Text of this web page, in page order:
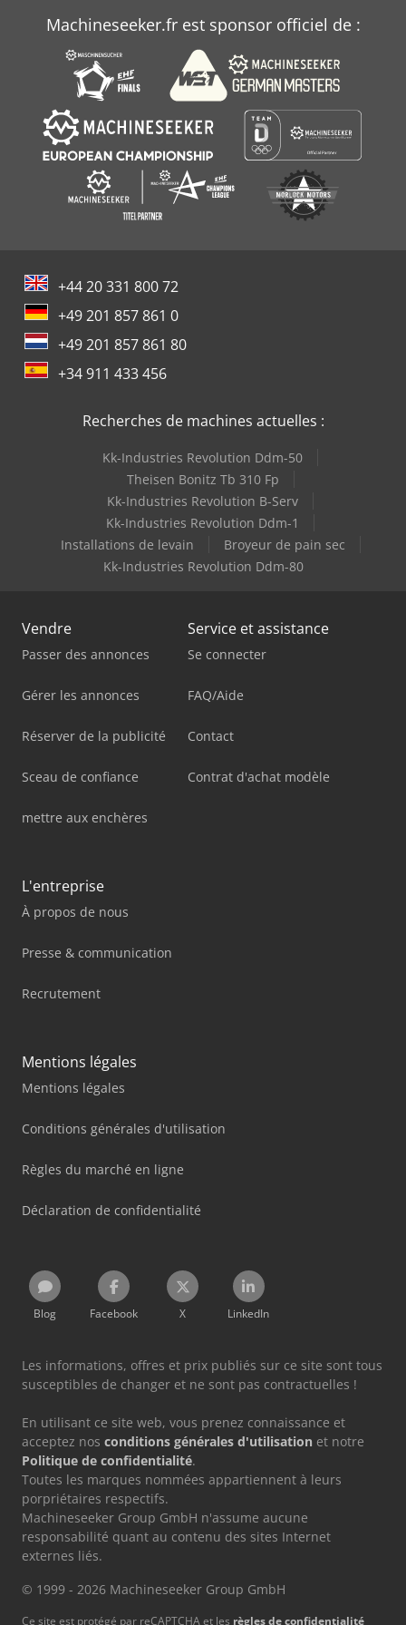
Machineseeker.fr est sponsor officiel de :
+44 20 331 800 72
+49 201 857 861 0
+49 201 857 861 80
+34 911 433 456
Recherches de machines actuelles :
Kk-Industries Revolution Ddm-50
Theisen Bonitz Tb 310 Fp
Kk-Industries Revolution B-Serv
Kk-Industries Revolution Ddm-1
Installations de levain
Broyeur de pain sec
Kk-Industries Revolution Ddm-80
Vendre
Passer des annonces
Gérer les annonces
Réserver de la publicité
Sceau de confiance
mettre aux enchères
Service et assistance
Se connecter
FAQ/Aide
Contact
Contrat d'achat modèle
L'entreprise
À propos de nous
Presse & communication
Recrutement
Mentions légales
Mentions légales
Conditions générales d'utilisation
Règles du marché en ligne
Déclaration de confidentialité
Blog Facebook X LinkedIn
Les informations, offres et prix publiés sur ce site sont tous
susceptibles de changer et ne sont pas contractuelles !
En utilisant ce site web, vous prenez connaissance et
acceptez nos conditions générales d'utilisation et notre
Politique de confidentialité.
Toutes les marques nommées appartiennent à leurs
porpriétaires respectifs.
Machineseeker Group GmbH n'assume aucune
responsabilité quant au contenu des sites Internet
externes liés.
© 1999 - 2026 Machineseeker Group GmbH
Ce site est protégé par reCAPTCHA et les règles de confidentialité